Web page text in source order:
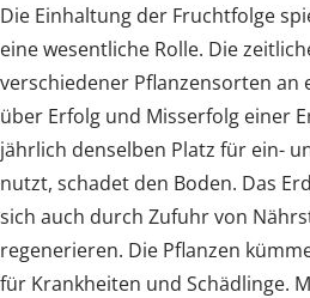
Die Einhaltung der Fruchtfolge
eine wesentliche Rolle. Die
verschiedener Pflanzensorten an
über Erfolg und Misserfolg einer
jährlich denselben Platz für ein-
nutzt, schadet den Boden. Das
sich auch durch Zufuhr von
regenerieren. Die Pflanzen
für Krankheiten und Schädlinge.